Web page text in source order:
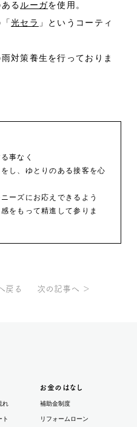
る ルーガを使用。
光セラ 」というコーティ
対策養生を行っておりま
事なく
し、ゆとりのある接客を心
ーズにお応えできるよう
をもって精進して参りま
戻る 次の記事へ ＞
れ
ト
お金のはなし
補助金制度
リフォームローン